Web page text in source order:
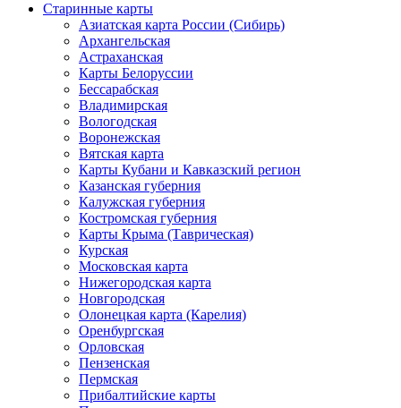
Старинные карты
Азиатская карта России (Сибирь)
Архангельская
Астраханская
Карты Белоруссии
Бессарабская
Владимирская
Вологодская
Воронежская
Вятская карта
Карты Кубани и Кавказский регион
Казанская губерния
Калужская губерния
Костромская губерния
Карты Крыма (Таврическая)
Курская
Московская карта
Нижегородская карта
Новгородская
Олонецкая карта (Карелия)
Оренбургская
Орловская
Пензенская
Пермская
Прибалтийские карты